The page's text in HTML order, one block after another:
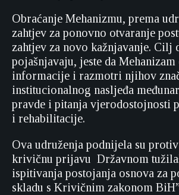
Obraćanje Mehanizmu, prema
zahtjev za ponovno otvaranje
zahtjev za novo kažnjavanje. Cilj
pojašnjavaju, jeste da
informacije i razmotri njihov
institucionalnog nasljeđa
pravde i pitanja vjerodostojnosti
i rehabilitacije.
Ova udruženja podnijela su
krivičnu prijavu Državnom
ispitivanja postojanja osnova za
skladu s Krivičnim zakonom